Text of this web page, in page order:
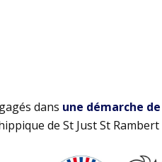
dans une démarche
de St Just St